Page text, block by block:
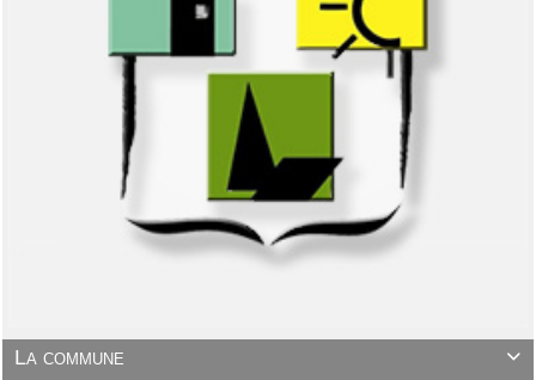

La commune